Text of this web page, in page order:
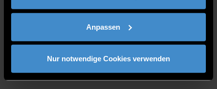
Anpassen
Nur notwendige Cookies verwenden
PUBLIKATIONEN